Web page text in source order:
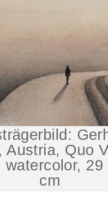
Austria, Quo
watercolor, 29
cm